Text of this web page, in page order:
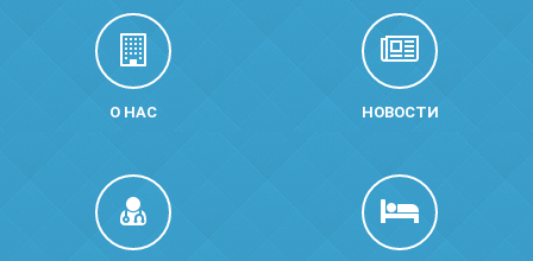
О НАС НОВОСТИ